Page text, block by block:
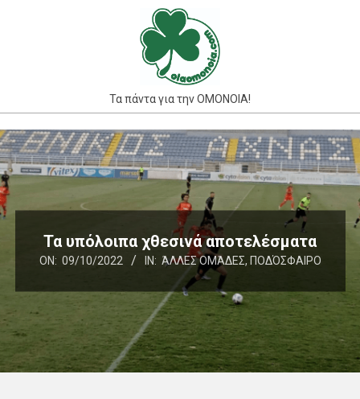
Τα πάντα για την ΟΜΟΝΟΙΑ!
Primary
Navigation
Menu
Τα υπόλοιπα χθεσινά αποτελέσματα
ON: 09/10/2022 IN: ΆΛΛΕΣ ΟΜΆΔΕΣ, ΠΟΔΌΣΦΑΙΡΟ